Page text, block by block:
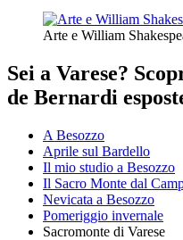
Arte e William
Sei a Varese?
de Bernardi
A Besozzo
Aprile sul Bardello
Il mio studio a Besozzo
Il Sacro Monte dal
Nevicata a Besozzo
Pomeriggio invernale
Sacromonte di Varese